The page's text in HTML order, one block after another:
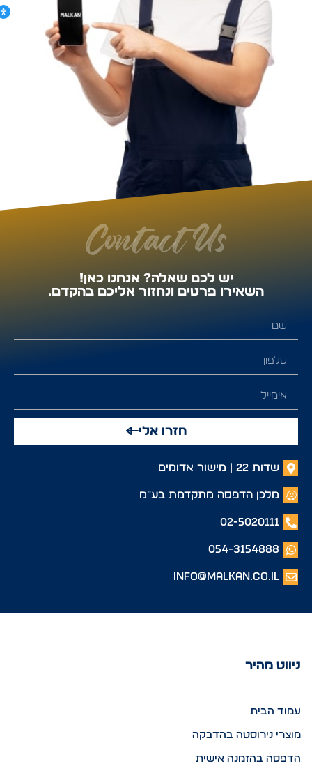
Contact Us
יש לכם שאלה? אנחנו כאן!
השאירו פרטים ונחזור אליכם בהקדם.
חזרו אלי
שדות 22 | מישור אדומים
מלכן הדפסה מתקדמת בע"מ
02-5020111
054-3154888
info@malkan.co.il
ניווט מהיר
עמוד הבית
מוצרי נירוסטה בהדבקה
הדפסה בהזמנה אישית